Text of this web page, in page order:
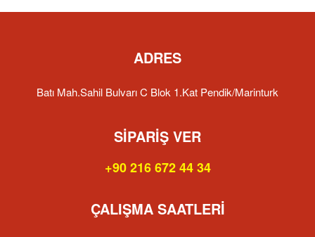
ADRES
Batı Mah.Sahil Bulvarı C Blok 1.Kat Pendik/Marinturk
SIPARIŞ VER
+90 216 672 44 34
ÇALIŞMA SAATLERI